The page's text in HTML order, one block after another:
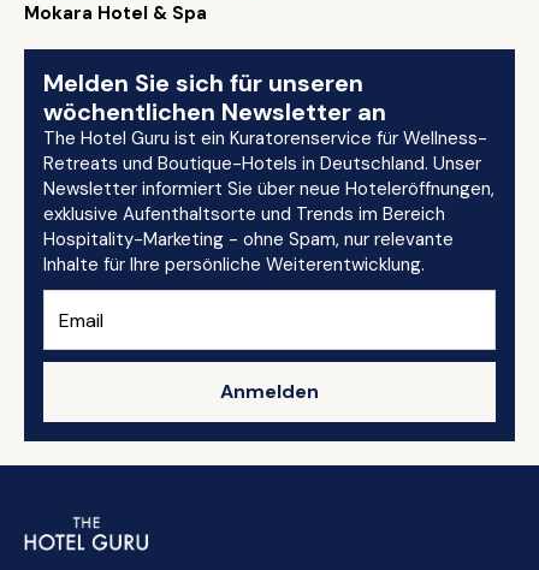
Mokara Hotel & Spa
Melden Sie sich für unseren
wöchentlichen Newsletter an
The Hotel Guru ist ein Kuratorenservice für Wellness-
Retreats und Boutique-Hotels in Deutschland. Unser
Newsletter informiert Sie über neue Hoteleröffnungen,
exklusive Aufenthaltsorte und Trends im Bereich
Hospitality-Marketing - ohne Spam, nur relevante
Inhalte für Ihre persönliche Weiterentwicklung.
Anmelden